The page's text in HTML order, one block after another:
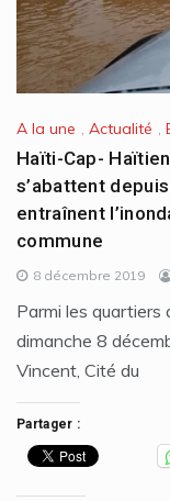
A la une , Actualité ,
Haïti-Cap-
s’abattent
entraînent
commune
8 décembre 2019
Parmi les quartiers
dimanche 8
Vincent, Cité du
Partager :